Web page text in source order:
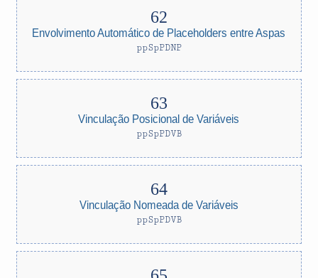
Envolvimento Automático de Placeholders entre Aspas
ppSpPDNP
Vinculação Posicional de Variáveis
ppSpPDVB
Vinculação Nomeada de Variáveis
ppSpPDVB